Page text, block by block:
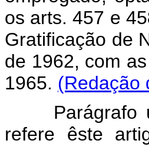
os arts. 457 e
Gratificação de
de 1962, com
1965. (Redação
Parágrafo
refere êste